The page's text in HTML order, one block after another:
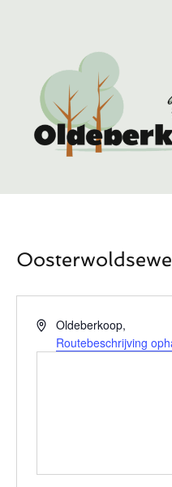
AdresOldeberkoop,
Routebeschrijving